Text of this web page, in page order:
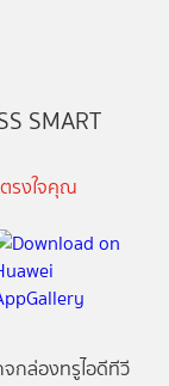
SMART
รงใจคุณ
จกล่องทรูไอดีทีวี